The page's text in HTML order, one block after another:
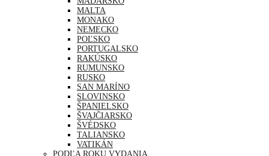
MALTA
MONAKO
NEMECKO
POĽSKO
PORTUGALSKO
RAKÚSKO
RUMUNSKO
RUSKO
SAN MARÍNO
SLOVINSKO
ŠPANIELSKO
ŠVAJČIARSKO
ŠVÉDSKO
TALIANSKO
VATIKÁN
PODĽA ROKU VYDANIA